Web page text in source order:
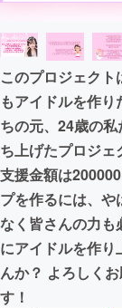
ま
このプロジェク
もアイドルを作
ちの元、24歳の
ち上げたプロジェ
支援金額は
プを作るには、や
なく皆さんの力も
にアイドルを作り
んか？ よろしく
す！